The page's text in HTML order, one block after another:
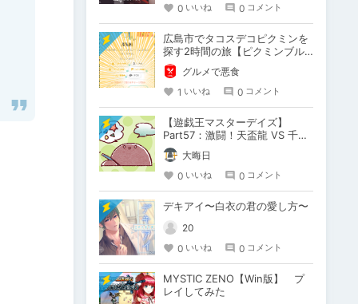
0 いいね 0 コメント
広島市でタコスデコピクミンを
探す2時間の旅【ピクミンブル
ーム / Pikmin Bloom】
グルメで悪食
1 いいね 0 コメント
【遊戯王マスターデイズ】
Part57：激闘！天盃龍 VS 千年
D【架空デュエル】
大晦日
0 いいね 0 コメント
デキアイ〜白衣の君の愛し方〜
20
0 いいね 0 コメント
MYSTIC ZENO【Win版】 プ
レイしてみた